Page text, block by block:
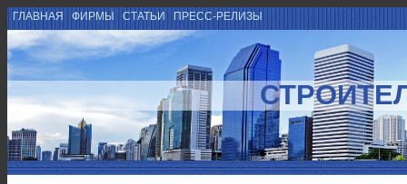
ГЛАВНАЯ ФИРМЫ СТАТЬИ ПРЕСС-РЕЛИЗЫ